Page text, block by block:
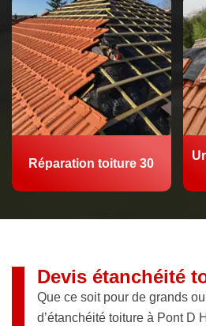
Réparation toiture 30
Devis étanchéité
Que ce soit pour de grands
d’étanchéité toiture à Pont D